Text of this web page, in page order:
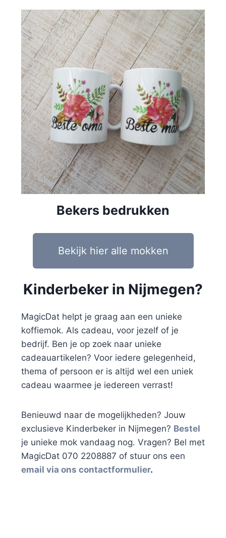
Bekers bedrukken
Bekijk hier alle mokken
Kinderbeker in Nijmegen?
MagicDat helpt je graag aan een unieke
koffiemok. Als cadeau, voor jezelf of je
bedrijf. Ben je op zoek naar unieke
cadeauartikelen? Voor iedere gelegenheid,
thema of persoon er is altijd wel een uniek
cadeau waarmee je iedereen verrast!
Benieuwd naar de mogelijkheden? Jouw
exclusieve Kinderbeker in Nijmegen? Bestel
je unieke mok vandaag nog. Vragen? Bel met
MagicDat 070 2208887 of stuur ons een
email via ons contactformulier.